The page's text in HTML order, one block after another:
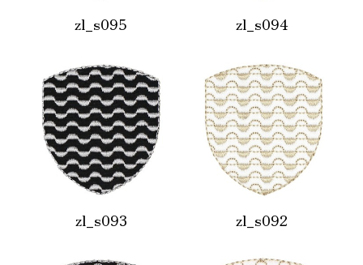
zl_s095 zl_s094
zl_s093 zl_s092